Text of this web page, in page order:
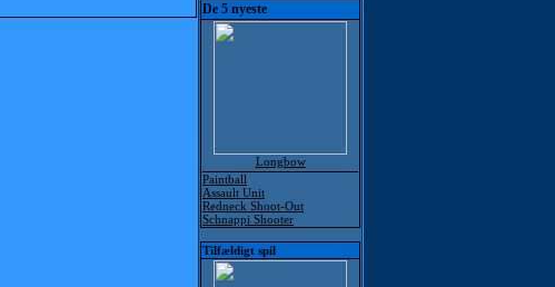
De 5 nyeste
Longbow
Paintball
Assault Unit
Redneck Shoot-Out
Schnappi Shooter
Tilfældigt spil